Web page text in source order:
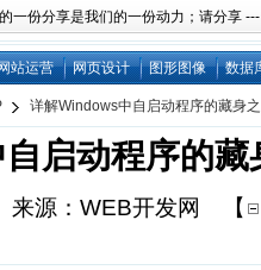
份分享是我们的一份动力；请分享
站运营 网页设计 图形图像 数据
详解Windows中自启动程序的藏身
启动程序的藏
源：WEB开发网
【